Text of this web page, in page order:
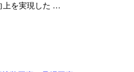
上を実現した …